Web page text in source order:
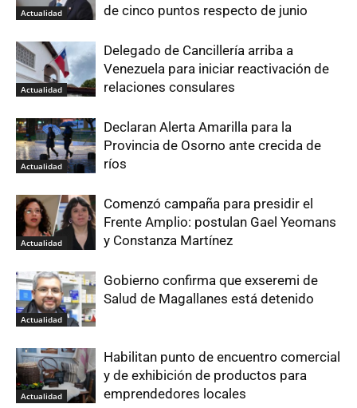
Actualidad de cinco puntos respecto de junio
Actualidad
Delegado de Cancillería arriba a
Venezuela para iniciar reactivación de
relaciones consulares
Actualidad
Declaran Alerta Amarilla para la
Provincia de Osorno ante crecida de
ríos
Actualidad
Comenzó campaña para presidir el
Frente Amplio: postulan Gael Yeomans
y Constanza Martínez
Actualidad
Gobierno confirma que exseremi de
Salud de Magallanes está detenido
Actualidad
Habilitan punto de encuentro comercial
y de exhibición de productos para
emprendedores locales